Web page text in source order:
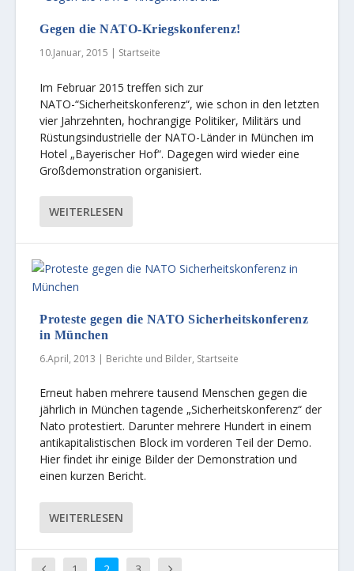
Gegen die NATO-Kriegskonferenz!
10.Januar, 2015 | Startseite
Im Februar 2015 treffen sich zur
NATO-“Sicherheitskonferenz“, wie schon in den letzten
vier Jahrzehnten, hochrangige Politiker, Militärs und
Rüstungsindustrielle der NATO-Länder in München im
Hotel „Bayerischer Hof“. Dagegen wird wieder eine
Großdemonstration organisiert.
WEITERLESEN
Proteste gegen die NATO Sicherheitskonferenz
in München
6.April, 2013 | Berichte und Bilder, Startseite
Erneut haben mehrere tausend Menschen gegen die
jährlich in München tagende „Sicherheitskonferenz“ der
Nato protestiert. Darunter mehrere Hundert in einem
antikapitalistischen Block im vorderen Teil der Demo.
Hier findet ihr einige Bilder der Demonstration und
einen kurzen Bericht.
WEITERLESEN